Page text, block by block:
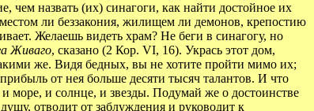
чем назвать (их) синагоги, как найти достойное их
ли беззакония, жилищем ли демонов, крепостию
Желаешь видеть храм? Не беги в синагогу, но
Живаго, сказано (2 Кор. VI, 16). Укрась этот дом,
же. Видя бедных, вы не хотите пройти мимо их;
от нея больше десяти тысяч талантов. И что
море, и солнце, и звезды. Подумай же о достоинстве
отводит от заблуждения и руководит к